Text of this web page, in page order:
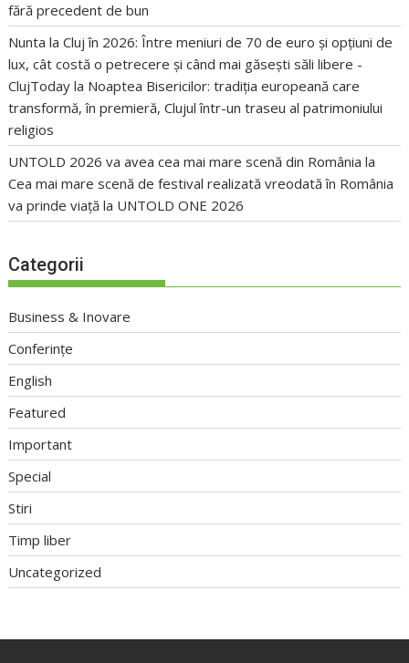
fără precedent de bun
Nunta la Cluj în 2026: Între meniuri de 70 de euro și opțiuni de
lux, cât costă o petrecere și când mai găsești săli libere -
ClujToday la Noaptea Bisericilor: tradiția europeană care
transformă, în premieră, Clujul într-un traseu al patrimoniului
religios
UNTOLD 2026 va avea cea mai mare scenă din România la
Cea mai mare scenă de festival realizată vreodată în România
va prinde viață la UNTOLD ONE 2026
Categorii
Business & Inovare
Conferințe
English
Featured
Important
Special
Stiri
Timp liber
Uncategorized